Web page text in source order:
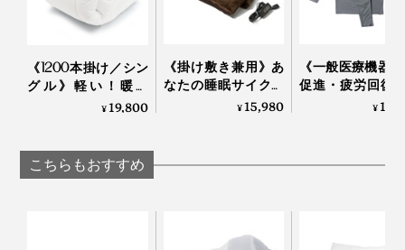
ファスナーなどのない長方形の封筒状で、着脱も簡単。
より長く清潔な状態をキープできます。
《1200本掛け／シン
グル》軽い！暖か
い！プロ向け防寒着
ロフト
¥19,800
《掛け敷き兼用》あ
なたの睡眠サイクル
に合わせて、電源が
¥15,980
《一般医療機器 血行
促進・疲労回復
ア》テラヘルツ
¥
こちらもおすすめ